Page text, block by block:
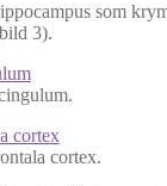
som
3).
cortex.